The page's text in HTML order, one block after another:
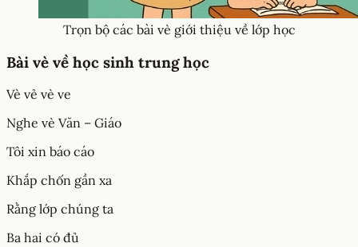
Trọn bộ các bài vè giới thiệu về lớp học
Bài vè về học sinh trung học
Vè vẻ vè ve
Nghe vè Văn – Giáo
Tôi xin báo cáo
Khắp chốn gần xa
Rằng lớp chúng ta
Ba hai có đủ